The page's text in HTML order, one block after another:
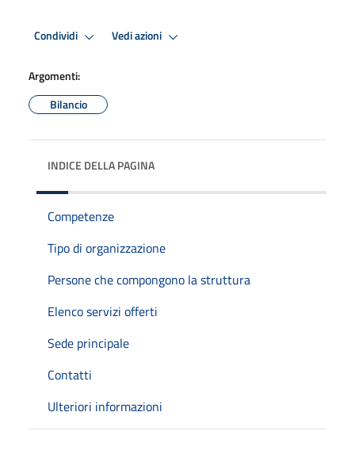
Condividi Vedi azioni
Argomenti:
Bilancio
INDICE DELLA PAGINA
Competenze
Tipo di organizzazione
Persone che compongono la struttura
Elenco servizi offerti
Sede principale
Contatti
Ulteriori informazioni